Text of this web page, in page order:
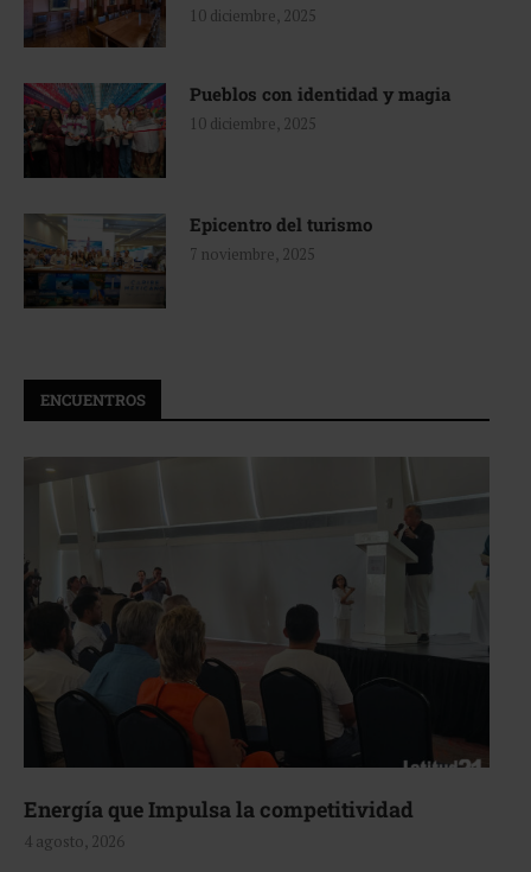
10 diciembre, 2025
Pueblos con identidad y magia
10 diciembre, 2025
Epicentro del turismo
7 noviembre, 2025
ENCUENTROS
Energía que Impulsa la competitividad
4 agosto, 2026